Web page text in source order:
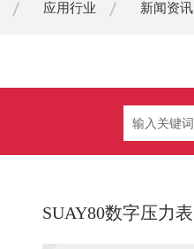
应用行业 新闻资讯
SUAY80数字压力表